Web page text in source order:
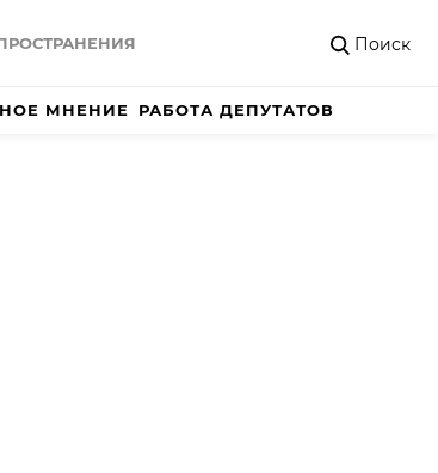
Поиск
МНЕНИЕ РАБОТА ДЕПУТАТОВ